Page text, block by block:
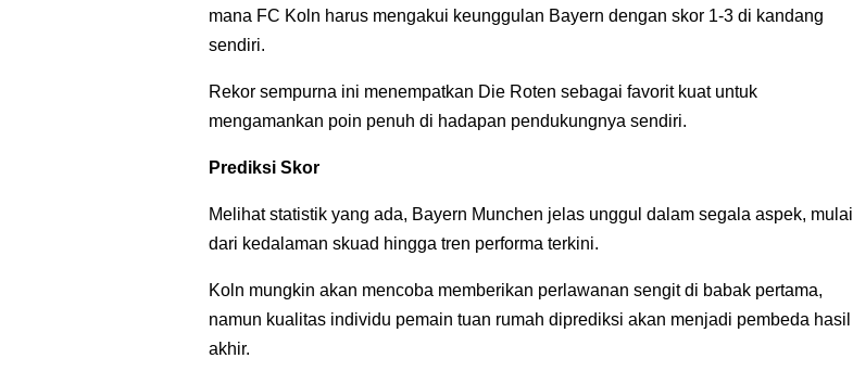
mana FC Koln harus mengakui keunggulan Bayern dengan skor 1-3 di kandang
sendiri.
Rekor sempurna ini menempatkan Die Roten sebagai favorit kuat untuk
mengamankan poin penuh di hadapan pendukungnya sendiri.
Prediksi Skor
Melihat statistik yang ada, Bayern Munchen jelas unggul dalam segala aspek, mulai
dari kedalaman skuad hingga tren performa terkini.
Koln mungkin akan mencoba memberikan perlawanan sengit di babak pertama,
namun kualitas individu pemain tuan rumah diprediksi akan menjadi pembeda hasil
akhir.